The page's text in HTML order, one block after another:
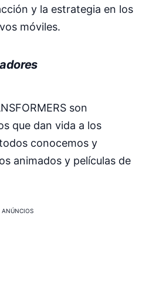
y la estrategia en los
móviles.
son
que dan vida a los
conocemos y
animados y películas de
ANÚNCIOS